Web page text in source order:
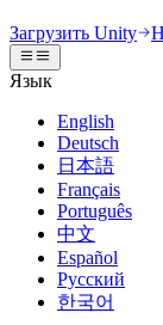
Движок Unity
Создавайте 2D и
Совместная работа
Сотрудничайте и
Загрузить Unity
Тарифы и цены
Развертывание
3D сотрудничество
Создавайте и
Иммерсивное
Обучение в
Пользовательские
Создавайте
Отрасли
Производство
Документация
Инструменты для
Версии релизов и
План развития
Обзор
Глоссарий
Обсуждения
События
Глобальные и
Истории
Made with Unity
Показ Unity-
Unity Learn
Освойте навыки
Повышайте
Не использовали
С чего начать
Приступите к
Основные пути
Получить помощь
Помогаем вам
Планы успеха
Достигайте
FAQ
Ответы на часто
Связаться с нами
Свяжитесь с
Загрузить Unity
Язык
English
Deutsch
日本語
Français
Português
中文
Español
Русский
한국어